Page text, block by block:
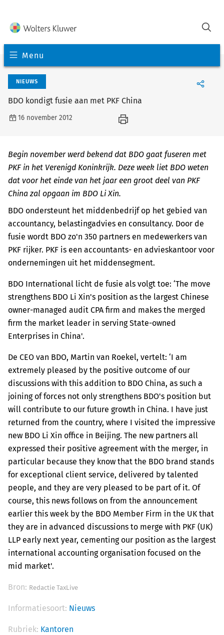
Menu
NIEUWS
BDO kondigt fusie aan met PKF China
16 november 2012
Begin november werd bekend dat BDO gaat fuseren met
PKF in het Verenigd Koninkrijk. Deze week liet BDO weten
dat voor het einde van het jaar een groot deel van PKF
China zal opgaan im BDO Li Xin.
BDO ondersteunt het middenbedrijf op het gebied van
accountancy, belastingadvies en consultancy. Door de
fusie wordt BDO zo'n 350 partners en medewerkers van
PKF rijker. PKF is een accountants- en advieskantoor voor
ondernemingen uit het middensegment.
BDO International licht de fusie als volgt toe: ‘The move
strengthens BDO Li Xin's position as the largest Chinese
owner-managed audit CPA firm and makes the merged
firm the market leader in serving State-owned
Enterprises in China'.
De CEO van BDO, Martin van Roekel, vertelt: ‘I am
extremely pleased by the positive outcome of our
discussions with this addition to BDO China, as such a
joining of forces not only strengthens BDO's position but
will contribute to our future growth in China. I have just
returned from the country, where I visited the impressive
new BDO Li Xin office in Beijing. The new partners all
expressed their positive agreement with the merger, in
particular because they know that the BDO brand stands
for exceptional client service, delivered by talented
people, and they are very pleased to be part of it. Of
course, this news follows on from the announcement
earlier this week by the BDO Member Firm in the UK that
they are in advanced discussions to merge with PKF (UK)
LLP early next year, cementing our position as the largest
international accounting organisation focused on the
mid market'.
Bron: Redactie TaxLive
Informatiesoort: Nieuws
Rubriek: Kantoren